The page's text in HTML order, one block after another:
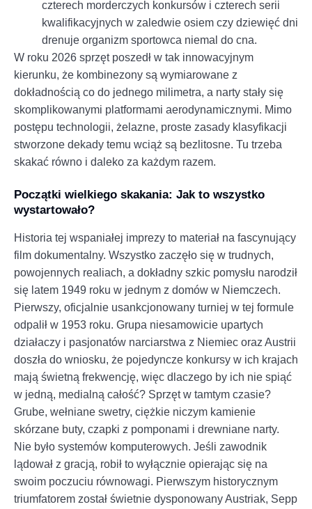
czterech morderczych konkursów i czterech serii
kwalifikacyjnych w zaledwie osiem czy dziewięć dni
drenuje organizm sportowca niemal do cna.
W roku 2026 sprzęt poszedł w tak innowacyjnym
kierunku, że kombinezony są wymiarowane z
dokładnością co do jednego milimetra, a narty stały się
skomplikowanymi platformami aerodynamicznymi. Mimo
postępu technologii, żelazne, proste zasady klasyfikacji
stworzone dekady temu wciąż są bezlitosne. Tu trzeba
skakać równo i daleko za każdym razem.
Początki wielkiego skakania: Jak to wszystko
wystartowało?
Historia tej wspaniałej imprezy to materiał na fascynujący
film dokumentalny. Wszystko zaczęło się w trudnych,
powojennych realiach, a dokładny szkic pomysłu narodził
się latem 1949 roku w jednym z domów w Niemczech.
Pierwszy, oficjalnie usankcjonowany turniej w tej formule
odpalił w 1953 roku. Grupa niesamowicie upartych
działaczy i pasjonatów narciarstwa z Niemiec oraz Austrii
doszła do wniosku, że pojedyncze konkursy w ich krajach
mają świetną frekwencję, więc dlaczego by ich nie spiąć
w jedną, medialną całość? Sprzęt w tamtym czasie?
Grube, wełniane swetry, ciężkie niczym kamienie
skórzane buty, czapki z pomponami i drewniane narty.
Nie było systemów komputerowych. Jeśli zawodnik
lądował z gracją, robił to wyłącznie opierając się na
swoim poczuciu równowagi. Pierwszym historycznym
triumfatorem został świetnie dysponowany Austriak, Sepp